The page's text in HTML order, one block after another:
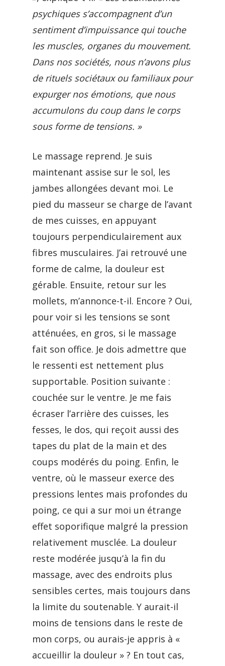
psychiques s’accompagnent d’un
sentiment d’impuissance qui touche
les muscles, organes du mouvement.
Dans nos sociétés, nous n’avons plus
de rituels sociétaux ou familiaux pour
expurger nos émotions, que nous
accumulons du coup dans le corps
sous forme de tensions. »
Le massage reprend. Je suis
maintenant assise sur le sol, les
jambes allongées devant moi. Le
pied du masseur se charge de l’avant
de mes cuisses, en appuyant
toujours perpendiculairement aux
fibres musculaires. J’ai retrouvé une
forme de calme, la douleur est
gérable. Ensuite, retour sur les
mollets, m’annonce-t-il. Encore ? Oui,
pour voir si les tensions se sont
atténuées, en gros, si le massage
fait son office. Je dois admettre que
le ressenti est nettement plus
supportable. Position suivante :
couchée sur le ventre. Je me fais
écraser l’arrière des cuisses, les
fesses, le dos, qui reçoit aussi des
tapes du plat de la main et des
coups modérés du poing. Enfin, le
ventre, où le masseur exerce des
pressions lentes mais profondes du
poing, ce qui a sur moi un étrange
effet soporifique malgré la pression
relativement musclée. La douleur
reste modérée jusqu’à la fin du
massage, avec des endroits plus
sensibles certes, mais toujours dans
la limite du soutenable. Y aurait-il
moins de tensions dans le reste de
mon corps, ou aurais-je appris à «
accueillir la douleur » ? En tout cas,